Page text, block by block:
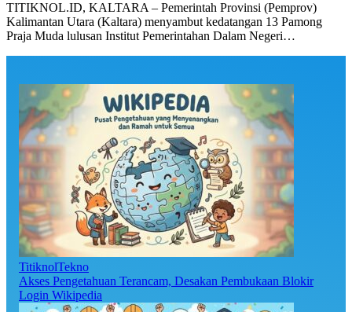
TITIKNOL.ID, KALTARA – Pemerintah Provinsi (Pemprov)
Kalimantan Utara (Kaltara) menyambut kedatangan 13 Pamong
Praja Muda lulusan Institut Pemerintahan Dalam Negeri…
TitiknolTekno
Akses Pengetahuan Terancam, Desakan Pembukaan Blokir
Login Wikipedia